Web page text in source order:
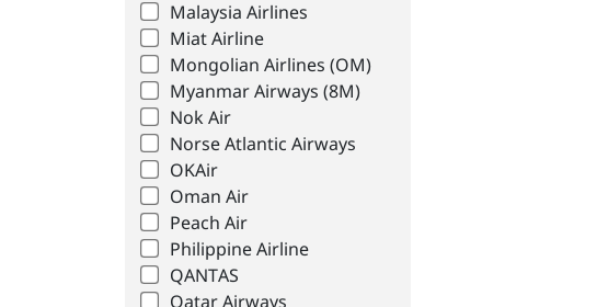
Malaysia Airlines
Miat Airline
Mongolian Airlines (OM)
Myanmar Airways (8M)
Nok Air
Norse Atlantic Airways
OKAir
Oman Air
Peach Air
Philippine Airline
QANTAS